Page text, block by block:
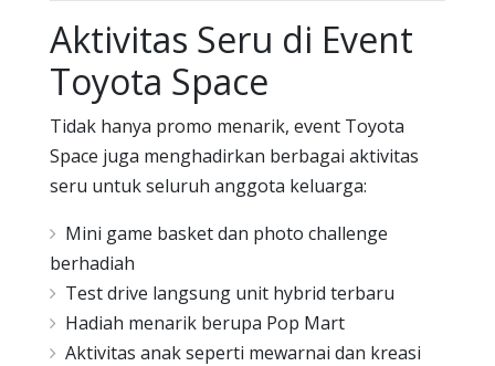
Aktivitas Seru di Event
Toyota Space
Tidak hanya promo menarik, event Toyota
Space juga menghadirkan berbagai aktivitas
seru untuk seluruh anggota keluarga:
Mini game basket dan photo challenge
berhadiah
Test drive langsung unit hybrid terbaru
Hadiah menarik berupa Pop Mart
Aktivitas anak seperti mewarnai dan kreasi